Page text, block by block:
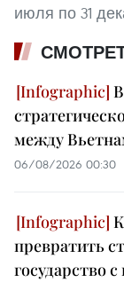
июля по 31
между
06/08/2026 00:30
превратить
государство